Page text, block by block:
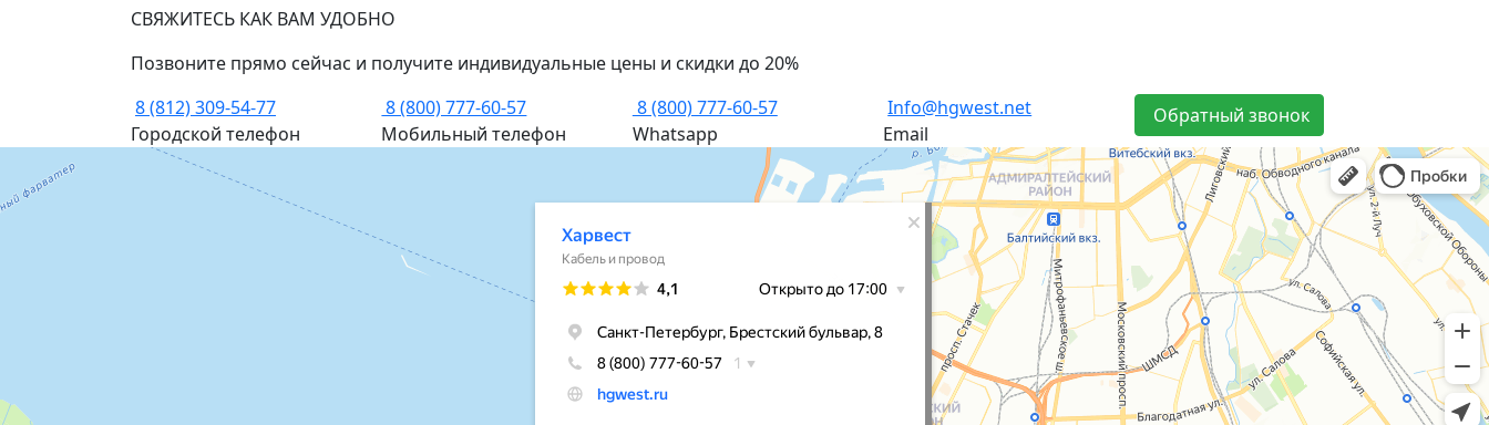
СВЯЖИТЕСЬ КАК ВАМ УДОБНО
Позвоните прямо сейчас и получите индивидуальные цены и скидки до 20%
8 (812) 309-54-77
Городской телефон
8 (800) 777-60-57
Мобильный телефон
8 (800) 777-60-57
Whatsapp
Info@hgwest.net
Email
Обратный звонок